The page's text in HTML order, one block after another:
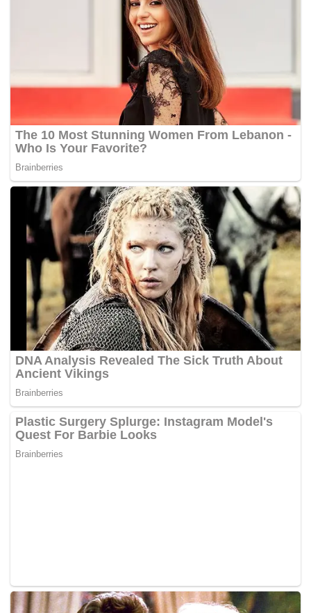
Syarikat itu merayu terhadap keputusan Mahkamah
Sesyen di sini pada 23 Mei lepas yang membenarkan
tuntutan baki bayaran kontrak RM265,000 yang dipohon
Vanidah yang turut dikenali sebagai Vee dalam saman
terhadap Miliyasutra Industries Sdn Bhd berhubung
pelanggaran kontrak.
selaku plaintif bagi gantirugi sebanyak RM500,000 untuk
penggunaan imejnya secara salah serta menolak tuntutan
bagi gantirugi am, teladan dan teruk.
Vanidah memfailkan saman terhadap Miliyasutra pada 28
Okt 2016, antara lainnya menuntut ganti rugi sebanyak
RM765,000 atas dakwaan syarikat itu telah melanggar
kontrak dan menggunakan imejnya secara salah.
Menurut pernyataan tuntutan, Vanidah mendakwa beliau
telah menandatangani kontrak bernilai RM490,000 dengan
Miliyasutra sekitar September 2012 bagi tempoh dua tahun
dan sepanjang tempoh itu, pelakon utama filem ‘The Red
Kebaya’ itu telah melunaskan tanggungjawabnya tanpa
sebarang aduan daripada syarikat berkenaan.
mendapati imejnya telah disalah guna oleh defendan
dalam penjualan beberapa barang kosmetik jenama